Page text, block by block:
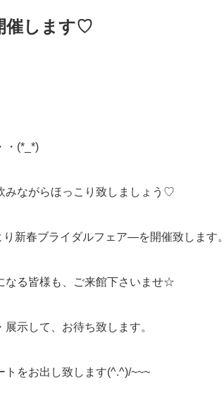
催します♡
・(*_*)
みながらほっこり致しましょう♡
新春ブライダルフェア―を開催致します。
なる皆様も、ご来館下さいませ☆
示して、お待ち致します。
トをお出し致します(^.^)/~~~